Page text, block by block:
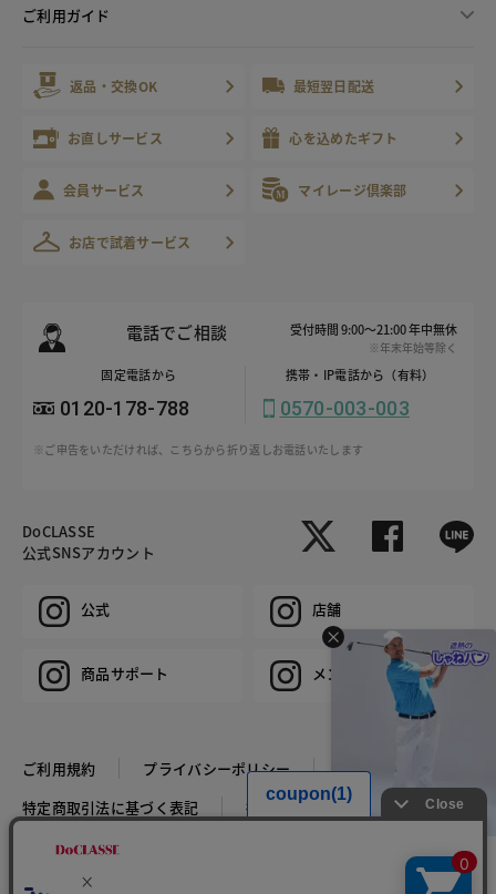
遮熱ドライストレッチ3Dゴ
ご利用ガイド
返品・交換OK 最短翌日配送
お直しサービス 心を込めたギフト
会員サービス マイレージ倶楽部
お店で試着サービス
電話でご相談 受付時間 9:00～21:00 年中無休
※年末年始等除く
固定電話から
0120-178-788
携帯・IP電話から（有料）
0570-003-003
※ご申告をいただければ、こちらから折り返しお電話いたします
DoCLASSE
公式SNSアカウント
公式 店舗
商品サポート メンズ
ご利用規約
プライバシーポリシー
特定商取引法に基づく表記
推奨環境 企業情報
COPYRIGHT © DoCLASSE ALL RIGHTS RESERVED.